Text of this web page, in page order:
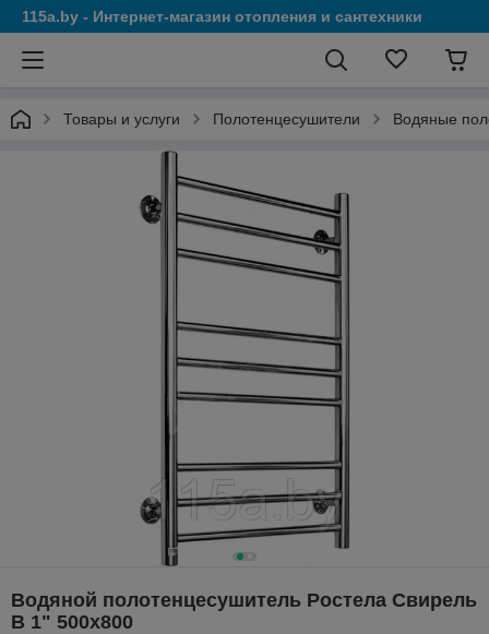
115a.by - Интернет-магазин отопления и сантехники
Товары и услуги Полотенцесушители Водяные
Водяной полотенцесушитель Ростела Свирель
В 1" 500x800